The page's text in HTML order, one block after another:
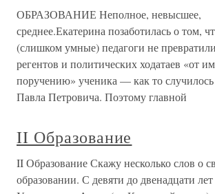
ОБРАЗОВАНИЕ Неполное, невысшее,
среднее.Екатерина позаботилась о том,
(слишком умные) педагоги не
регентов и политических ходатаев «от
поручению» ученика — как то
Павла Петровича. Поэтому главной
II Образование
II Образование Скажу несколько слов о
образовании. С девяти до двенадцати